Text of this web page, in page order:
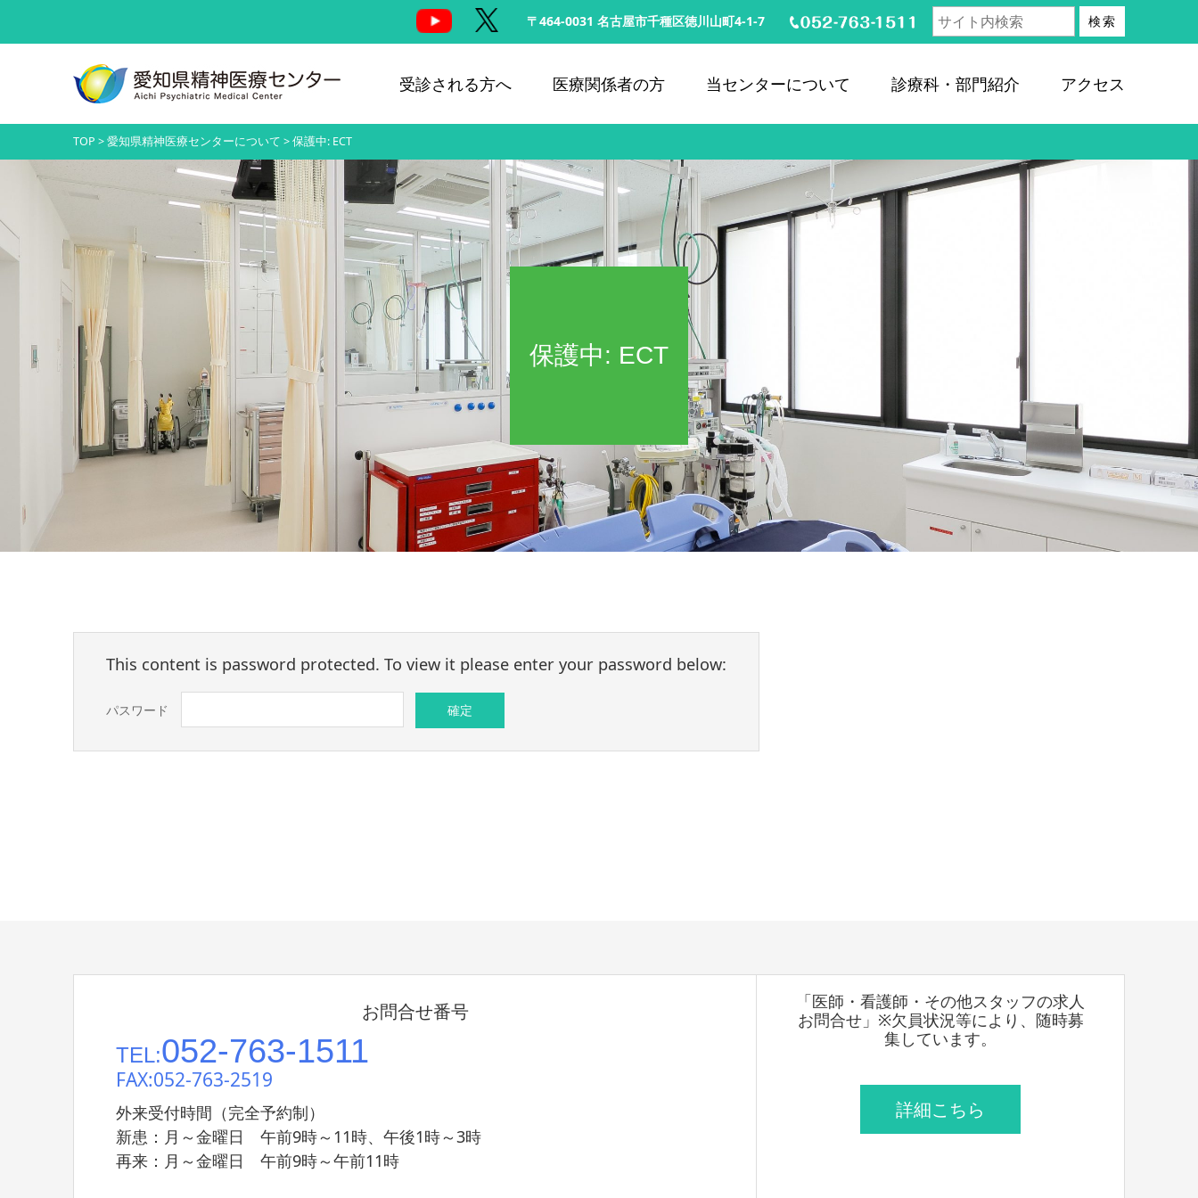
検索
〒464-0031 名古屋市千種区徳川山町4-1-7
受診される方へ 医療関係者の方 当センターについて 診療科・部門紹介 アクセス
TOP >愛知県精神医療センターについて >保護中: ECT
保護中: ECT
This content is password protected. To view it please enter your password below:
パスワード
お問合せ番号
TEL:052-763-1511
FAX:052-763-2519
外来受付時間（完全予約制）
新患：月～金曜日 午前9時～11時、午後1時～3時
再来：月～金曜日 午前9時～午前11時
「医師・看護師・その他スタッフの求人
お問合せ」※欠員状況等により、随時募
集しています。
詳細こちら